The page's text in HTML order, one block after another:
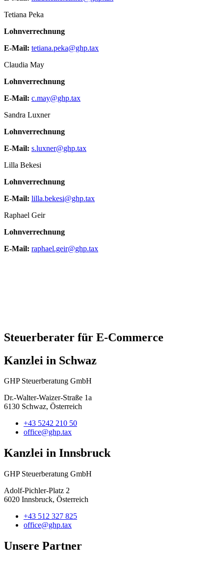
Tetiana Peka
Lohnverrechnung
E-Mail: tetiana.peka@ghp.tax
Claudia May
Lohnverrechnung
E-Mail: c.may@ghp.tax
Sandra Luxner
Lohnverrechnung
E-Mail: s.luxner@ghp.tax
Lilla Bekesi
Lohnverrechnung
E-Mail: lilla.bekesi@ghp.tax
Raphael Geir
Lohnverrechnung
E-Mail: raphael.geir@ghp.tax
Steuerberater für E-Commerce
Kanzlei in Schwaz
GHP Steuerberatung GmbH
Dr.-Walter-Waizer-Straße 1a
6130 Schwaz, Österreich
+43 5242 210 50
office@ghp.tax
Kanzlei in Innsbruck
GHP Steuerberatung GmbH
Adolf-Pichler-Platz 2
6020 Innsbruck, Österreich
+43 512 327 825
office@ghp.tax
Unsere Partner